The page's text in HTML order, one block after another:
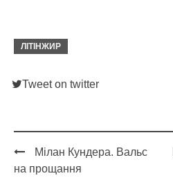
ЛІТІНЖИР
Tweet on twitter
Post
Мілан Кундера. Вальс
на прощання